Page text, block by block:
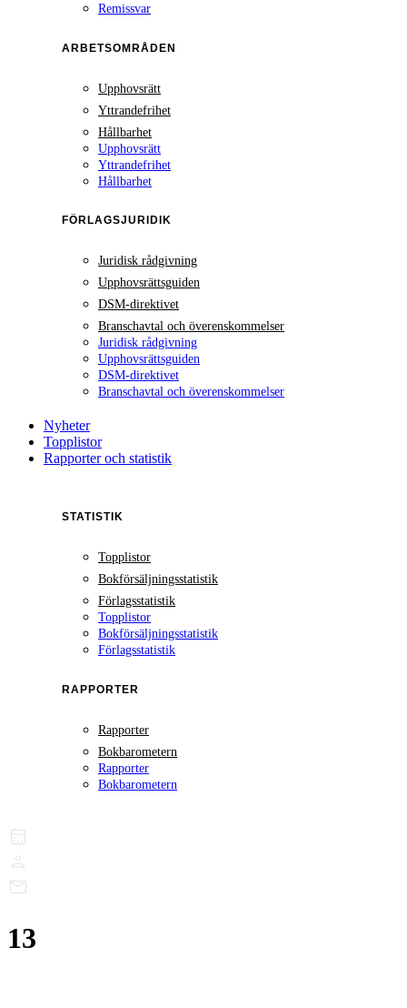
Remissvar
ARBETSOMRÅDEN
Upphovsrätt
Yttrandefrihet
Hållbarhet
Upphovsrätt
Yttrandefrihet
Hållbarhet
FÖRLAGSJURIDIK
Juridisk rådgivning
Upphovsrättsguiden
DSM-direktivet
Branschavtal och överenskommelser
Juridisk rådgivning
Upphovsrättsguiden
DSM-direktivet
Branschavtal och överenskommelser
Nyheter
Topplistor
Rapporter och statistik
STATISTIK
Topplistor
Bokförsäljningsstatistik
Förlagsstatistik
Topplistor
Bokförsäljningsstatistik
Förlagsstatistik
RAPPORTER
Rapporter
Bokbarometern
Rapporter
Bokbarometern
13